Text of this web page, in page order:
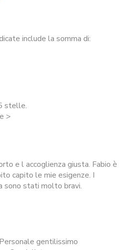
include la somma di:
stelle.
>
e l accoglienza giusta. Fabio è
capito le mie esigenze. I
sono stati molto bravi.
gentilissimo